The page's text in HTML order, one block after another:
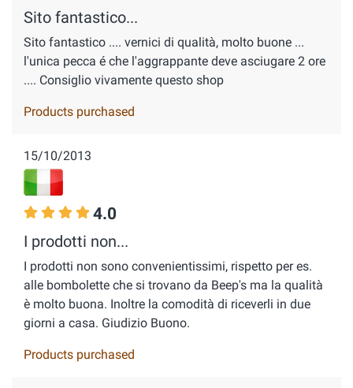
Sito fantastico...
Sito fantastico .... vernici di qualità, molto buone ...
l'unica pecca é che l'aggrappante deve asciugare 2 ore
.... Consiglio vivamente questo shop
Products purchased
15/10/2013
4.0
I prodotti non...
I prodotti non sono convenientissimi, rispetto per es.
alle bombolette che si trovano da Beep's ma la qualità
è molto buona. Inoltre la comodità di riceverli in due
giorni a casa. Giudizio Buono.
Products purchased